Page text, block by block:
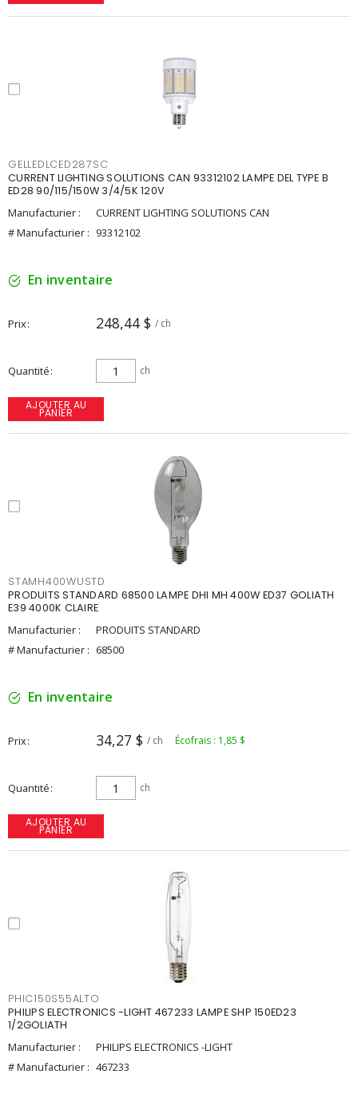
GELLEDLCED287SC
CURRENT LIGHTING SOLUTIONS CAN 93312102 LAMPE DEL TYPE B
ED28 90/115/150W 3/4/5K 120V
Manufacturier :
CURRENT LIGHTING SOLUTIONS CAN
# Manufacturier : 93312102
En inventaire
Prix 248,44 $ / ch
Quantité ch
AJOUTER AU
PANIER
STAMH400WUSTD
PRODUITS STANDARD 68500 LAMPE DHI MH 400W ED37 GOLIATH
E39 4000K CLAIRE
Manufacturier :
PRODUITS STANDARD
# Manufacturier : 68500
En inventaire
Prix 34,27 $ / ch Écofrais : 1,85 $
Quantité ch
AJOUTER AU
PANIER
PHIC150S55ALTO
PHILIPS ELECTRONICS -LIGHT 467233 LAMPE SHP 150ED23
1/2GOLIATH
Manufacturier :
PHILIPS ELECTRONICS -LIGHT
# Manufacturier : 467233